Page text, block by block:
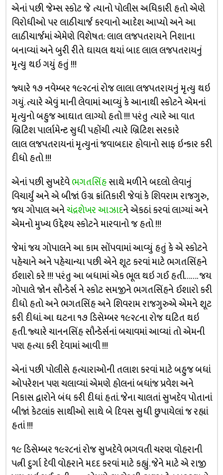
એનાં પછી જેમ્સ સ્કોટ જે ત્યાનો પોલીસ અધિકારી હતો એણે
વિરોધીઓ પર લાઠીચાર્જ કરવાનો આદેશ આપ્યો અને આ
લાઠીચાર્જમાં એમેણે વિશેષત: લાલ લજપતરાયને નિશાના
બનાવ્યાં અને બુરી રીતે ઘાયલ થયાં બાદ લાલ લજપતરાયનું
મૃત્યુ થઇ ગયું હતું !!!
જ્યારે ૧૭ નવેમ્બર ૧૯૨૮નાં રોજ લાલા લજપતરાયનું મૃત્યુ થઇ
ગયું. ત્યારે એવું માની લેવામાં આવ્યું કે આનાથી સ્કોટને એમનાં
મૃત્યુનો બહુજ આઘાત લાગ્યો હતો !!! પરંતુ ત્યારે આ વાત
બ્રિટિશ પાર્લામેન્ટ સુધી પહોંચી ત્યારે બ્રિટિશ સરકારે
લાલ લજપતરાયનાં મૃત્યુનાં જવાબદાર હોવાનો સાફ ઇન્કાર કરી
દીધો હતો !!!
એનાં પછી સુખદેવેભગતસિંહસાથે મળીને બદલો લેવાનું
વિચાર્યું અને એ બીજાં ઉગ્ર ક્રાંતિકારી જેવાં કે શિવરામ રાજગુરુ,
જય ગોપાલ અનેચંદ્રશેખર આઝાદને એકઠાં કરવાં લાગ્યાં અને
એમનો મુખ્ય ઉદ્દેશ્ય સ્કોટને મારવાનો જ હતો !!!
જેમાં જય ગોપાલને આ કામ સોંપવામાં આવ્યું હતું કે એ સ્કોટને
પહેચાને અને પહેચાન્યા પછી એને શૂટ કરવાં માટે ભગતસિંહને
ઈશારો કરે !!! પરંતુ આ બધામાં એક ભૂલ થઇ ગઈ હતી……. જય
ગોપાલે જોન સૌન્ડેર્સ ને સ્કોટ સમજીને ભગતસિંહને ઈશારો કરી
દીધો હતો અને ભગતસિંહ અને શિવરામ રાજગુરુએ એમને શૂટ
કરી દીધાં. આ ઘટના ૧૭ ડિસેમ્બર ૧૯૨૮ના રોજ ઘટિત થઇ
હતી. જ્યારે ચાનનસિંહ સૌન્ડેર્સનાં બચાવમાં આવ્યાં તો એમની
પણ હત્યા કરી દેવામાં આવી !!!
એનાં પછી પોલીસે હત્યારાઓની તલાશ કરવાં માટે બહુજ બધાં
ઓપરેશન પણ ચલાવ્યાં એમણે હોલનાં બધાંજ પ્રવેશ અને
નિકાસ દ્વારોને બંધ કરી દીધાં હતાં. જેના ચાલતાં સુખદેવ પોતાનાં
બીજાં કેટલાંક સાથીઓ સાથે બે દિવસ સુધી છુપાયેલાં જ રહ્યાં
હતાં !!!
૧૯ ડિસેમ્બર ૧૯૨૮નાં રોજ સુખદેવે ભગવતી ચરણ વોહરાની
પત્ની દુર્ગા દેવી વોહરાને મદદ કરવાં માટે કહ્યું. જેને માટે એ રાજી